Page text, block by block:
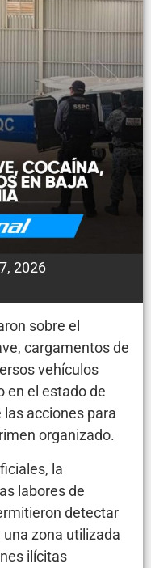
2026
sobre el
cargamentos de
vehículos
en el estado de
acciones para
organizado.
la
labores de
detectar
zona utilizada
ilícitas